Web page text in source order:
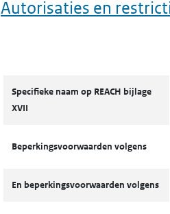
Autorisaties en
Specifieke naam op REACH bijlage
XVII
Beperkingsvoorwaarden volgens
En beperkingsvoorwaarden volgens